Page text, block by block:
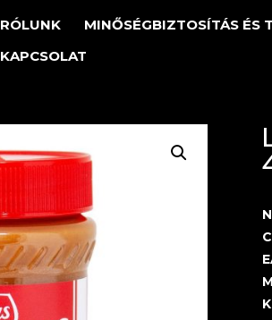
RÓLUNK MINŐSÉGBIZTOSÍTÁS ÉS
KAPCSOLAT